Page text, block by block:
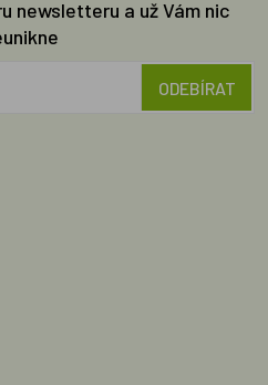
newsletteru a už Vám nic
ODEBÍRAT